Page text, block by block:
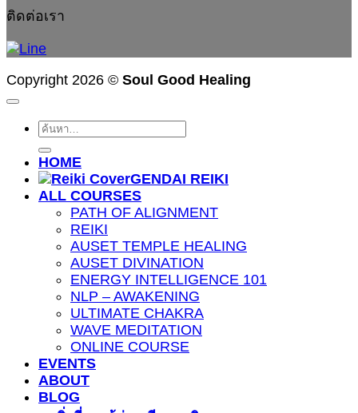
ติดต่อเรา
Copyright 2026 © Soul Good Healing
ค้นหา:
HOME
GENDAI REIKI
ALL COURSES
PATH OF ALIGNMENT
REIKI
AUSET TEMPLE HEALING
AUSET DIVINATION
ENERGY INTELLIGENCE 101
NLP – AWAKENING
ULTIMATE CHAKRA
WAVE MEDITATION
ONLINE COURSE
EVENTS
ABOUT
BLOG